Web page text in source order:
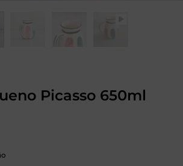
Picasso 650ml